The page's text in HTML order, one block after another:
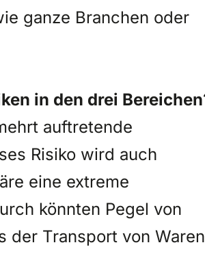
ganze Branchen oder
in den drei
auftretende
Risiko wird auch
eine extreme
könnten Pegel von
der Transport von Waren